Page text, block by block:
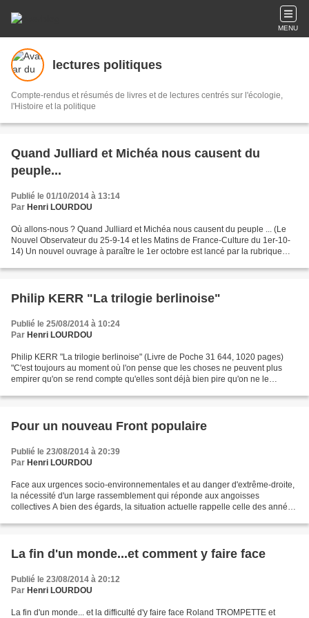
MENU
lectures politiques
Compte-rendus et résumés de livres et de lectures centrés sur l'écologie,
l'Histoire et la politique
Quand Julliard et Michéa nous causent du
peuple...
Publié le 01/10/2014 à 13:14
Par Henri LOURDOU
Où allons-nous ? Quand Julliard et Michéa nous causent du peuple ... (Le
Nouvel Observateur du 25-9-14 et les Matins de France-Culture du 1er-10-
14) Un nouvel ouvrage à paraître le 1er octobre est lancé par la rubrique
Philip KERR "La trilogie berlinoise"
Publié le 25/08/2014 à 10:24
Par Henri LOURDOU
Philip KERR "La trilogie berlinoise" (Livre de Poche 31 644, 1020 pages)
"C'est toujours au moment où l'on pense que les choses ne peuvent plus
empirer qu'on se rend compte qu'elles sont déjà bien pire qu'on ne le
Pour un nouveau Front populaire
Publié le 23/08/2014 à 20:39
Par Henri LOURDOU
Face aux urgences socio-environnementales et au danger d'extrême-droite,
la nécessité d'un large rassemblement qui réponde aux angoisses
collectives A bien des égards, la situation actuelle rappelle celle des années
La fin d'un monde...et comment y faire face
Publié le 23/08/2014 à 20:12
Par Henri LOURDOU
La fin d'un monde... et la difficulté d'y faire face Roland TROMPETTE et